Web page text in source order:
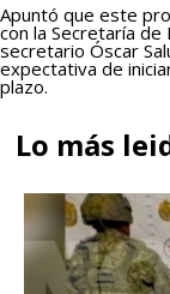
Apuntó que este
con la Secretaría de
secretario Óscar
expectativa de
plazo.
Lo más